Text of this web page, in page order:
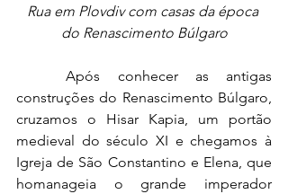
Rua em Plovdiv com casas da época
do Renascimento Búlgaro
Após conhecer as antigas
construções do Renascimento Búlgaro,
cruzamos o Hisar Kapia, um portão
medieval do século XI e chegamos à
Igreja de São Constantino e Elena, que
homanageia o grande imperador